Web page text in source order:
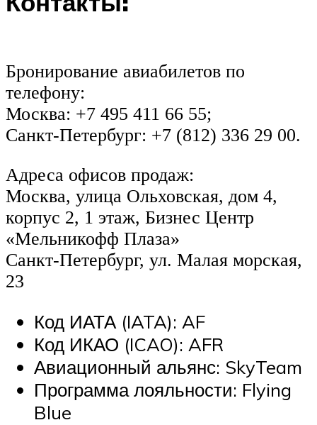
Бронирование авиабилетов по
телефону:
Москва: +7 495 411 66 55;
Санкт-Петербург: +7 (812) 336 29 00.
Адреса офисов продаж:
Москва, улица Ольховская, дом 4,
корпус 2, 1 этаж, Бизнес Центр
«Мельникофф Плаза»
Санкт-Петербург, ул. Малая морская,
23
Код ИАТА (IATA): AF
Код ИКАО (ICAO): AFR
Авиационный альянс: SkyTeam
Программа лояльности: Flying
Blue